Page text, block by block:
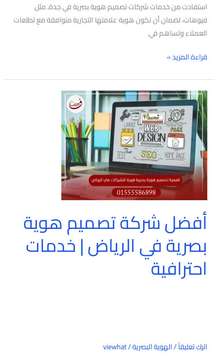
استفادت من خدمات شركات تصميم هوية بصرية في جدة. مثل
فيوهات، لضمان أن تكون هوية علامتها التجارية متوافقة مع تطلعات
العملاء وتساهم في
قراءة المزيد »
أفضل شركة تصميم هوية
بصرية في الرياض | خدمات
احترافية
اترك تعليقاً/الهوية البصرية/
viewhat
أفضل
شركة
تصميم
هوية
بصرية
في
الرياض
خدمات
احترافية